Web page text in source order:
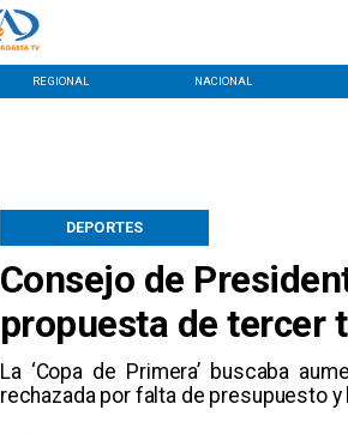
REGIONAL NACIONAL
Consejo de
propuesta de tercer
La ‘Copa de Primera’ buscaba
rechazada por falta de presupuesto
DEPORTES